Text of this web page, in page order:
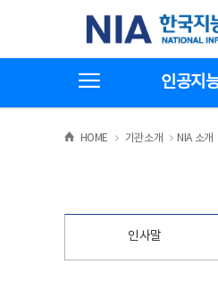
기
한국지능정보사회진흥원
인공지
HOME >
기관소개 >NIA 소개
인사말